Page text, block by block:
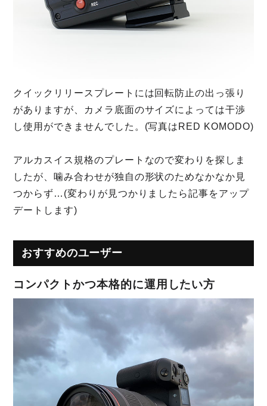
クイックリリースプレートには回転防止の出っ張り
がありますが、カメラ底面のサイズによっては干渉
し使用ができませんでした。(写真はRED KOMODO)
アルカスイス規格のプレートなので変わりを探しま
したが、噛み合わせが独自の形状のためなかなか見
つからず…(変わりが見つかりましたら記事をアップ
デートします)
おすすめのユーザー
コンパクトかつ本格的に運用したい方